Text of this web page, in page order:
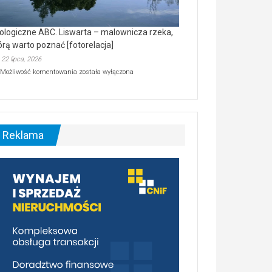
ABC. Liswarta – malownicza rzeka,
warto poznać [fotorelacja]
22 lipca, 2026
Możliwość komentowania Ekologiczne
–
malownicza
[fotorelacja]
została wyłączona
Reklama